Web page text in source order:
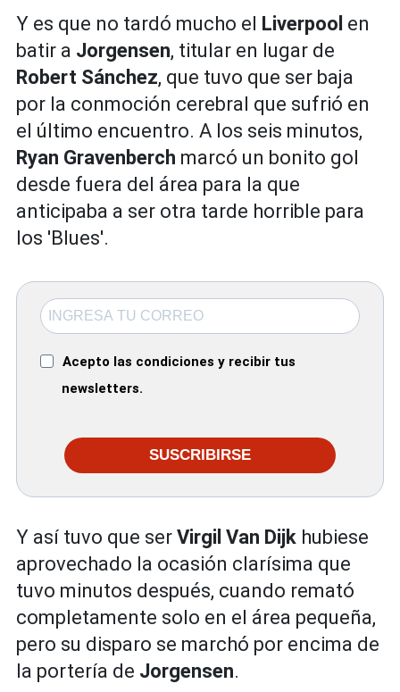
Y es que no tardó mucho el Liverpool en
batir a Jorgensen, titular en lugar de
Robert Sánchez, que tuvo que ser baja
por la conmoción cerebral que sufrió en
el último encuentro. A los seis minutos,
Ryan Gravenberch marcó un bonito gol
desde fuera del área para la que
anticipaba a ser otra tarde horrible para
los 'Blues'.
Acepto las condiciones y recibir tus
newsletters.
SUSCRIBIRSE
Y así tuvo que ser Virgil Van Dijk hubiese
aprovechado la ocasión clarísima que
tuvo minutos después, cuando remató
completamente solo en el área pequeña,
pero su disparo se marchó por encima de
la portería de Jorgensen.